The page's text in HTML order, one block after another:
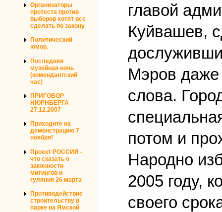
Организаторы
протеста против
выборов хотят все
сделать по закону
Политический
юмор.
Последняя
музейная ночь
(комендантский
час)
ПРИГОВОР
НЮРНБЕРГА
27.12.2007
Приходите на
демонстрацию 7
ноября!
Проект РОССИЯ -
что сказать о
законности
митингов и
гуляния 26 марта
Противодействие
строительству в
парке на Ямской
главой
Куйвашев,
Мэров
слова.
потом и
Народно
2005 году,
своего